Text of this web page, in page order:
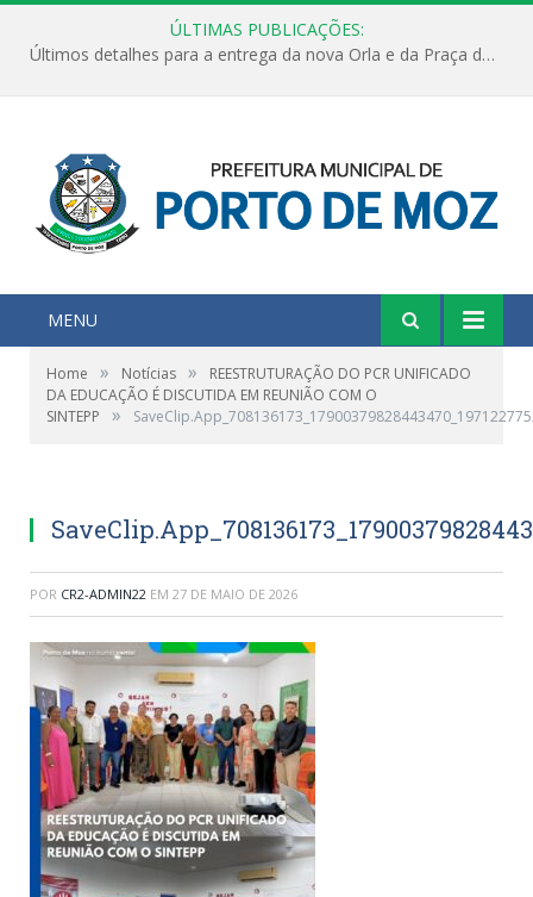
ÚLTIMAS PUBLICAÇÕES:
Últimos detalhes para a entrega da nova Orla e da Praça do Praião
MENU
Home » Notícias »
REESTRUTURAÇÃO DO PCR UNIFICADO
DA EDUCAÇÃO É DISCUTIDA EM REUNIÃO COM O
SINTEPP
»
POR CR2-ADMIN22 EM 27 DE MAIO DE 2026